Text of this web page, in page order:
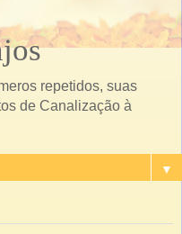
repetidos, suas
de Canalização à
▼